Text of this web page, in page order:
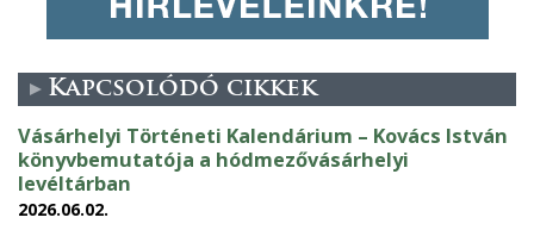
Kapcsolódó cikkek
Vásárhelyi Történeti Kalendárium – Kovács István
könyvbemutatója a hódmezővásárhelyi
levéltárban
2026.06.02.